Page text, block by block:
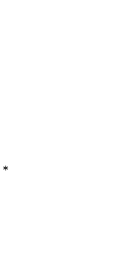
*Обязательно